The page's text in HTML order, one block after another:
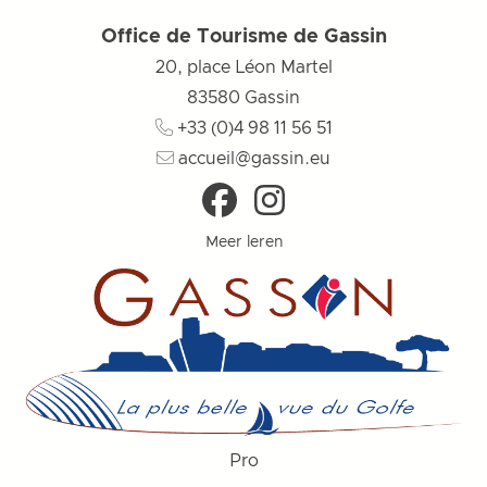
Office de Tourisme de Gassin
20, place Léon Martel
83580 Gassin
+33 (0)4 98 11 56 51
accueil@gassin.eu
Meer leren
Pro